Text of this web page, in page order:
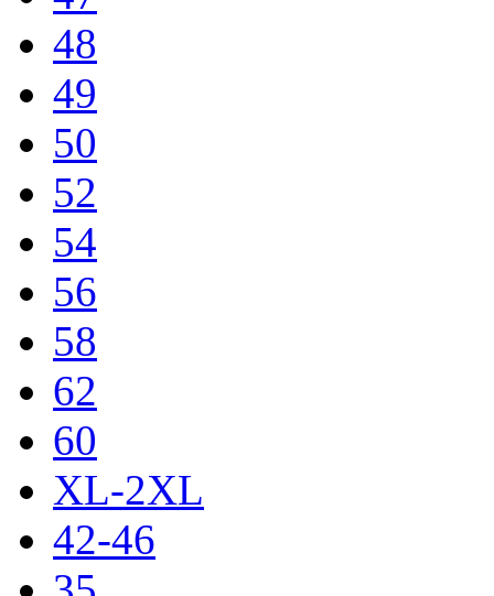
48
49
50
52
54
56
58
62
60
XL-2XL
42-46